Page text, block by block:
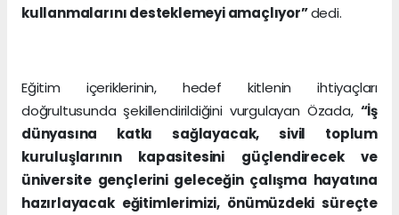
kullanmalarını desteklemeyi amaçlıyor”dedi.
Eğitim içeriklerinin, hedef kitlenin ihtiyaçları
doğrultusunda şekillendirildiğini vurgulayan Özada, “İş
dünyasına katkı sağlayacak, sivil toplum
kuruluşlarının kapasitesini güçlendirecek ve
üniversite gençlerini geleceğin çalışma hayatına
hazırlayacak eğitimlerimizi, önümüzdeki süreçte